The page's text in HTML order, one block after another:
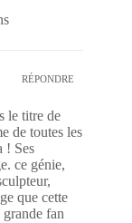
RÉPONDRE
le titre de
de toutes les
! Ses
ce génie,
que cette
fan